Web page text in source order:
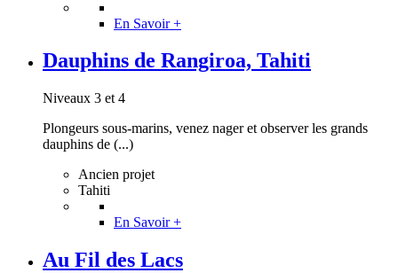
En Savoir +
Dauphins de Rangiroa, Tahiti
Niveaux 3 et 4
Plongeurs sous-marins, venez nager et observer les grands
dauphins de (...)
Ancien projet
Tahiti
En Savoir +
Au Fil des Lacs